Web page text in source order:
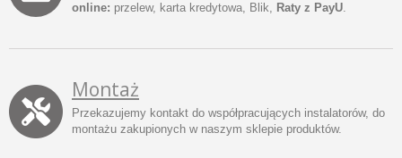
online: przelew, karta kredytowa, Blik, Raty z PayU.
Montaż
Przekazujemy kontakt do współpracujących instalatorów, do
montażu zakupionych w naszym sklepie produktów.